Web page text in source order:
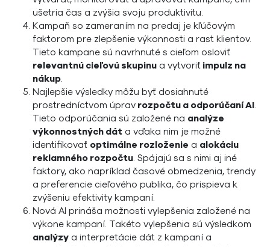
ušetria čas a zvýšia svoju produktivitu.
Kampaň so zameraním na predaj je kľúčovým
faktorom pre zlepšenie výkonnosti a rast klientov.
Tieto kampane sú navrhnuté s cieľom osloviť
relevantnú cieľovú skupinu a vytvoriť impulz na
nákup.
Najlepšie výsledky môžu byť dosiahnuté
prostredníctvom úprav rozpočtu a odporúčaní AI.
Tieto odporúčania sú založené na analýze
výkonnostných dát a vďaka nim je možné
identifikovať optimálne rozloženie a alokáciu
reklamného rozpočtu. Spájajú sa s nimi aj iné
faktory, ako napríklad časové obmedzenia, trendy
a preferencie cieľového publika, čo prispieva k
zvýšeniu efektivity kampaní.
Nová AI prináša možnosti vylepšenia založené na
výkone kampaní. Takéto vylepšenia sú výsledkom
analýzy a interpretácie dát z kampaní a